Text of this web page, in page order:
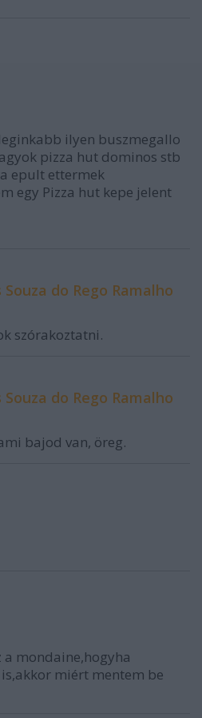
ilyen buszmegallo
pizza hut dominos stb
epult ettermek
egy Pizza hut kepe jelent
do Rego Ramalho
szórakoztatni.
do Rego Ramalho
bajod van, öreg.
a mondaine,hogyha
miért mentem be